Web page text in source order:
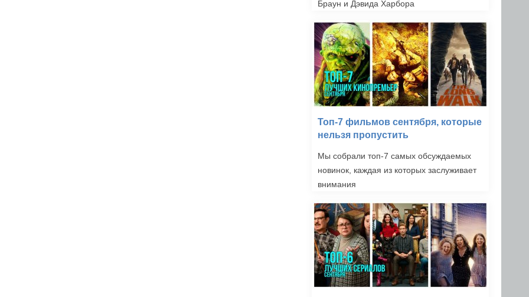
Браун и Дэвида Харбора
Топ-7 фильмов сентября, которые
нельзя пропустить
Мы собрали топ-7 самых обсуждаемых
новинок, каждая из которых заслуживает
внимания